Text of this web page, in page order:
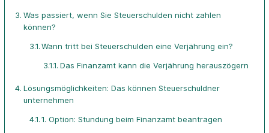
Was passiert, wenn Sie Steuerschulden nicht zahlen
können?
Wann tritt bei Steuerschulden eine Verjährung ein?
Das Finanzamt kann die Verjährung herauszögern
Lösungsmöglichkeiten: Das können Steuerschuldner
unternehmen
1. Option: Stundung beim Finanzamt beantragen